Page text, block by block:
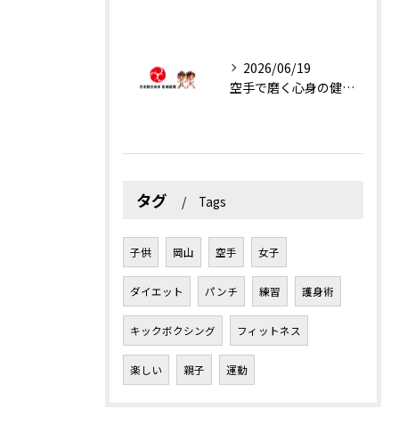
2026/06/19
空手で磨く心身の健康と楽しさ
タグ Tags
子供 岡山 空手 女子
ダイエット パンチ 練習 護身術
キックボクシング フィットネス
楽しい 親子 運動